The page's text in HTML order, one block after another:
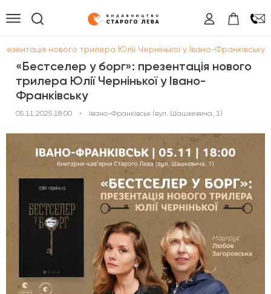
нового трилера Юлії Чернінької у Івано-Франківську
«Бестселер у борг»: презентація нового
трилера Юлії Чернінької у Івано-
Франківську
05.11.2025 18:00 • Івано-Франківськ (вул. Шашкевича, 1)